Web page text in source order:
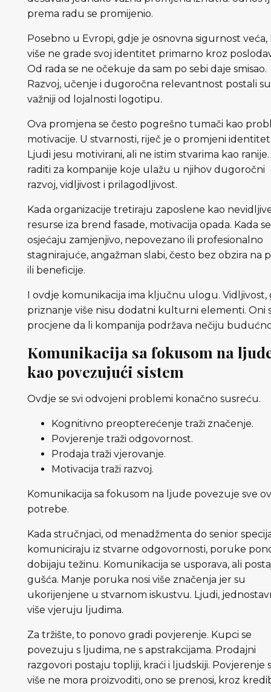
prema radu se promijenio.
Posebno u Evropi, gdje je osnovna sigurnost
više ne grade svoj identitet primarno kroz
Od rada se ne očekuje da sam po sebi daje smisao.
Razvoj, učenje i dugoročna relevantnost postali su
važniji od lojalnosti logotipu.
Ova promjena se često pogrešno tumači kao
motivacije. U stvarnosti, riječ je o promjeni
Ljudi jesu motivirani, ali ne istim stvarima kao
raditi za kompanije koje ulažu u njihov dugoročni
razvoj, vidljivost i prilagodljivost.
Kada organizacije tretiraju zaposlene kao
resurse iza brend fasade, motivacija opada. Kada
osjećaju zamjenjivo, nepovezano ili profesionalno
stagnirajuće, angažman slabi, često bez obzira na
ili beneficije.
I ovdje komunikacija ima ključnu ulogu. Vidljivost,
priznanje više nisu dodatni kulturni elementi. Oni
procjene da li kompanija podržava nečiju
Komunikacija sa fokusom na
kao povezujući sistem
Ovdje se svi odvojeni problemi konačno susreću.
Kognitivno preopterećenje traži značenje.
Povjerenje traži odgovornost.
Prodaja traži vjerovanje.
Motivacija traži razvoj.
Komunikacija sa fokusom na ljude povezuje sve
potrebe.
Kada stručnjaci, od menadžmenta do senior
komuniciraju iz stvarne odgovornosti, poruke
dobijaju težinu. Komunikacija se usporava, ali
gušća. Manje poruka nosi više značenja jer su
ukorijenjene u stvarnom iskustvu. Ljudi,
više vjeruju ljudima.
Za tržište, to ponovo gradi povjerenje. Kupci se
povezuju s ljudima, ne s apstrakcijama. Prodajni
razgovori postaju topliji, kraći i ljudskiji. Povjerenje
više ne mora proizvoditi, ono se prenosi, kroz